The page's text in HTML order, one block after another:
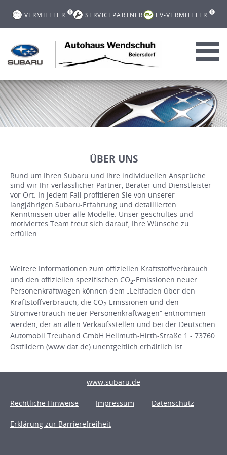
VERMITTLER SERVICEPARTNER EV-VERMITTLER
ÜBER UNS
Rund um Ihren Subaru und Ihre individuellen Ansprüche
sind wir Ihr verlässlicher Partner, Berater und Dienstleister
vor Ort. In jedem Fall profitieren Sie von unserer
langjährigen Subaru-Erfahrung und detaillierten
Kenntnissen über alle Modelle. Unser geschultes und
motiviertes Team freut sich darauf, Ihre Wünsche zu
erfüllen.
Weitere Informationen zum offiziellen Kraftstoffverbrauch
und den offiziellen spezifischen CO2-Emissionen neuer
Personenkraftwagen können dem „Leitfaden über den
Kraftstoffverbrauch, die CO2-Emissionen und den
Stromverbrauch neuer Personenkraftwagen“ entnommen
werden, der an allen Verkaufsstellen und bei der Deutschen
Automobil Treuhand GmbH Hellmuth-Hirth-Straße 1 - 73760
Ostfildern (www.dat.de) unentgeltlich erhältlich ist.
www.subaru.de
Rechtliche Hinweise Impressum Datenschutz
Erklärung zur Barrierefreiheit